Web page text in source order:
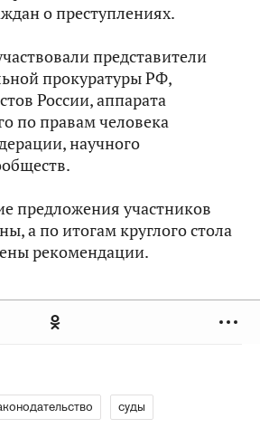
о преступлениях.
представители
прокуратуры РФ,
России, аппарата
по правам человека
научного
предложения участников
а по итогам круглого стола
рекомендации.
суды